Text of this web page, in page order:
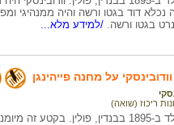
דוד בגטו ורשה והיה ממנהיגי
בגטו ורשה. /למידע מלא...
על מחנה פייהינגן
ריכוז (שואה)